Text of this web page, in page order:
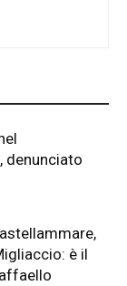
denunciato
è il